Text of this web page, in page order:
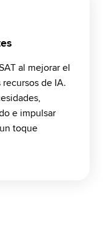
al mejorar el
de IA.
e impulsar
toque